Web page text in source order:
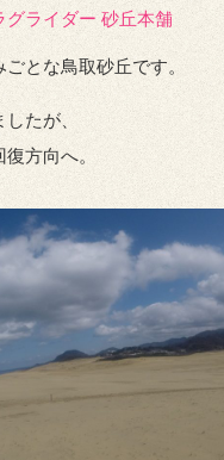
ライダー 砂丘本舗
とな鳥取砂丘です。
たが、
方向へ。